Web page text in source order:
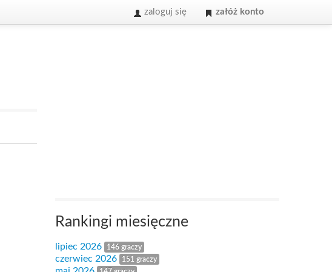
zaloguj się załóż konto
Rankingi miesięczne
lipiec 2026 146 graczy
czerwiec 2026 151 graczy